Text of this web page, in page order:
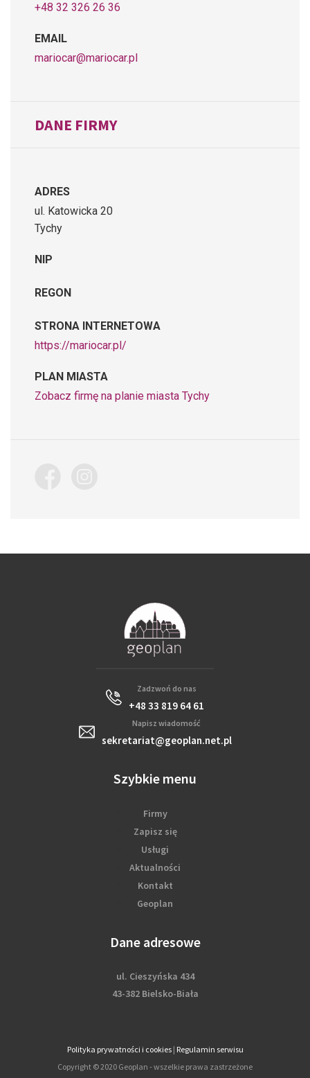
+48 32 326 26 36
EMAIL
mariocar@mariocar.pl
DANE FIRMY
ADRES
ul. Katowicka 20
Tychy
NIP
REGON
STRONA INTERNETOWA
https://mariocar.pl/
PLAN MIASTA
Zobacz firmę na planie miasta Tychy
Zadzwoń do nas
+48 33 819 64 61
Napisz wiadomość
sekretariat@geoplan.net.pl
Szybkie menu
Firmy
Zapisz się
Usługi
Aktualności
Kontakt
Geoplan
Dane adresowe
ul. Cieszyńska 434
43-382 Bielsko-Biała
Polityka prywatności i cookies| Regulamin serwisu
Copyright © 2020 Geoplan - wszelkie prawa zastrzeżone